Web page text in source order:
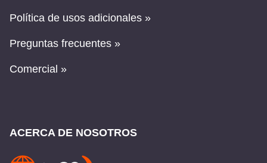
Política de usos adicionales »
Preguntas frecuentes »
Comercial »
ACERCA DE NOSOTROS